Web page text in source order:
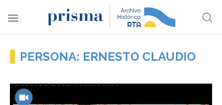
PERSONA: ERNESTO CLAUDIO